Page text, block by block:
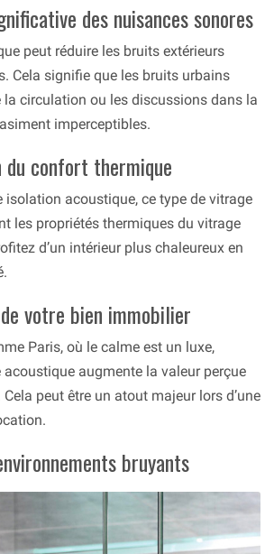
des nuisances sonores
peut réduire les bruits extérieurs
Cela signifie que les bruits urbains
circulation ou les discussions dans la
imperceptibles.
confort thermique
isolation acoustique, ce type de vitrage
les propriétés thermiques du vitrage
d’un intérieur plus chaleureux en
votre bien immobilier
Paris, où le calme est un luxe,
augmente la valeur perçue
peut être un atout majeur lors d’une
bruyants